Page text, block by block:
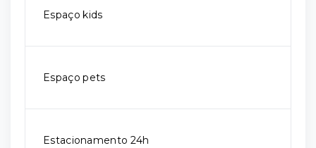
Espaço kids
Espaço pets
Estacionamento 24h